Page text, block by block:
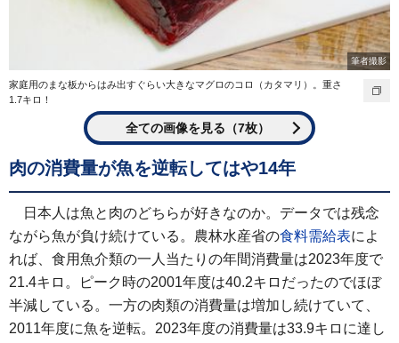
筆者撮影
家庭用のまな板からはみ出すぐらい大きなマグロのコロ（カタマリ）。重さ
1.7キロ！
全ての画像を見る（7枚）
肉の消費量が魚を逆転してはや14年
日本人は魚と肉のどちらが好きなのか。データでは残念
ながら魚が負け続けている。農林水産省の食料需給表によ
れば、食用魚介類の一人当たりの年間消費量は2023年度で
21.4キロ。ピーク時の2001年度は40.2キロだったのでほぼ
半減している。一方の肉類の消費量は増加し続けていて、
2011年度に魚を逆転。2023年度の消費量は33.9キロに達し